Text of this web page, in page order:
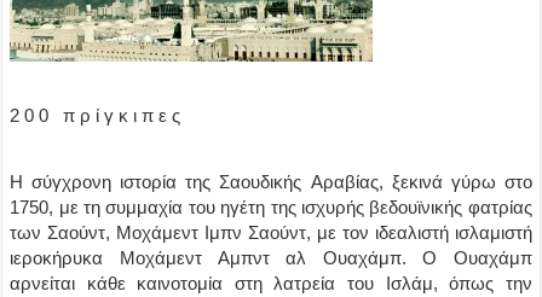
2 0 0 π ρ ί γ κ ι π ε ς
H σύγχρονη ιστορία της Σαουδικής Aραβίας, ξεκινά γύρω στο
1750, με τη συμμαχία του ηγέτη της ισχυρής βεδουϊνικής φατρίας
των Σαούντ, Mοχάμεντ Iμπν Σαούντ, με τον ιδεαλιστή ισλαμιστή
ιεροκήρυκα Mοχάμεντ Aμπντ αλ Oυαχάμπ. O Oυαχάμπ
αρνείται κάθε καινοτομία στη λατρεία του Iσλάμ, όπως την